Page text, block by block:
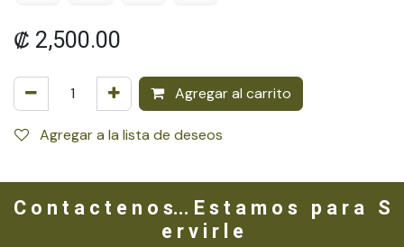
₡ 2,500.00
Agregar al carrito
Agregar a la lista de deseos
C o n t a c t e n o s... E s t a m o s p a r a S
e r v i r l e